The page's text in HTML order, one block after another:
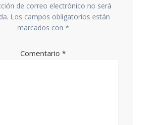
de correo electrónico no será
Los campos obligatorios están
marcados con *
Comentario *